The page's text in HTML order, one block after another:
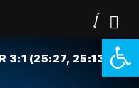
3:1 (25:27, 25:13,